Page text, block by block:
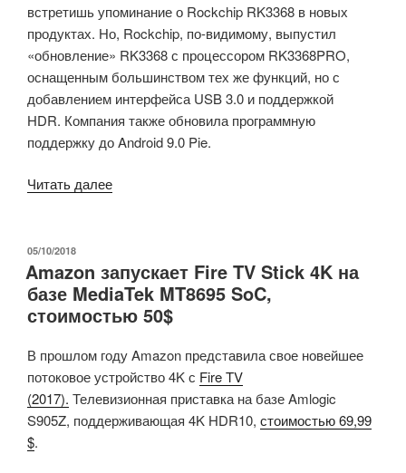
встретишь упоминание о Rockchip RK3368 в новых
продуктах. Но, Rockchip, по-видимому, выпустил
«обновление» RK3368 с процессором RK3368PRO,
оснащенным большинством тех же функций, но с
добавлением интерфейса USB 3.0 и поддержкой
HDR. Компания также обновила программную
поддержку до Android 9.0 Pie.
Читать далее«Характеристики
MAX
PLUS,
оснащенной
чипом
Rockchip
RK3368PRO
с
ОПУБЛИКОВАНО
05/10/2018
Amazon запускает Fire TV Stick 4K на
базе MediaTek MT8695 SoC,
стоимостью 50$
В прошлом году Amazon представила свое новейшее
потоковое устройство 4K с Fire TV
(2017). Телевизионная приставка на базе Amlogic
S905Z, поддерживающая 4K HDR10, стоимостью 69,99
$.